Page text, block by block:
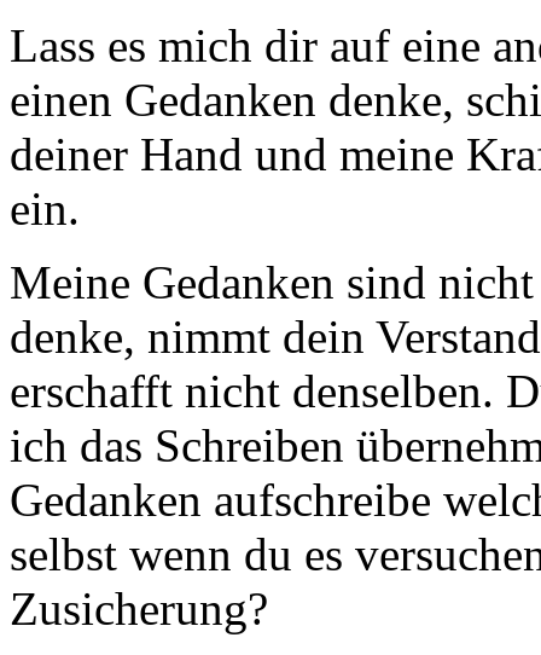
Lass es mich dir auf eine
einen Gedanken denke,
deiner Hand und meine
ein.
Meine Gedanken sind
denke, nimmt dein
erschafft nicht denselben.
ich das Schreiben
Gedanken aufschreibe
selbst wenn du es
Zusicherung?